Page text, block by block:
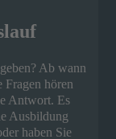
Ab wann
Fragen hören
Antwort. Es
Ausbildung
haben Sie